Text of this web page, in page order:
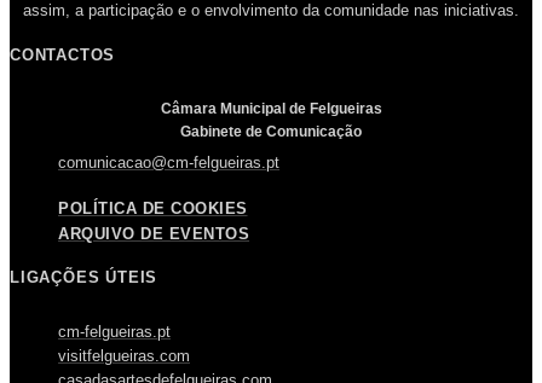
assim, a participação e o envolvimento da comunidade nas iniciativas.
CONTACTOS
Câmara Municipal de Felgueiras
Gabinete de Comunicação
comunicacao@cm-felgueiras.pt
POLÍTICA DE COOKIES
ARQUIVO DE EVENTOS
LIGAÇÕES ÚTEIS
cm-felgueiras.pt
visitfelgueiras.com